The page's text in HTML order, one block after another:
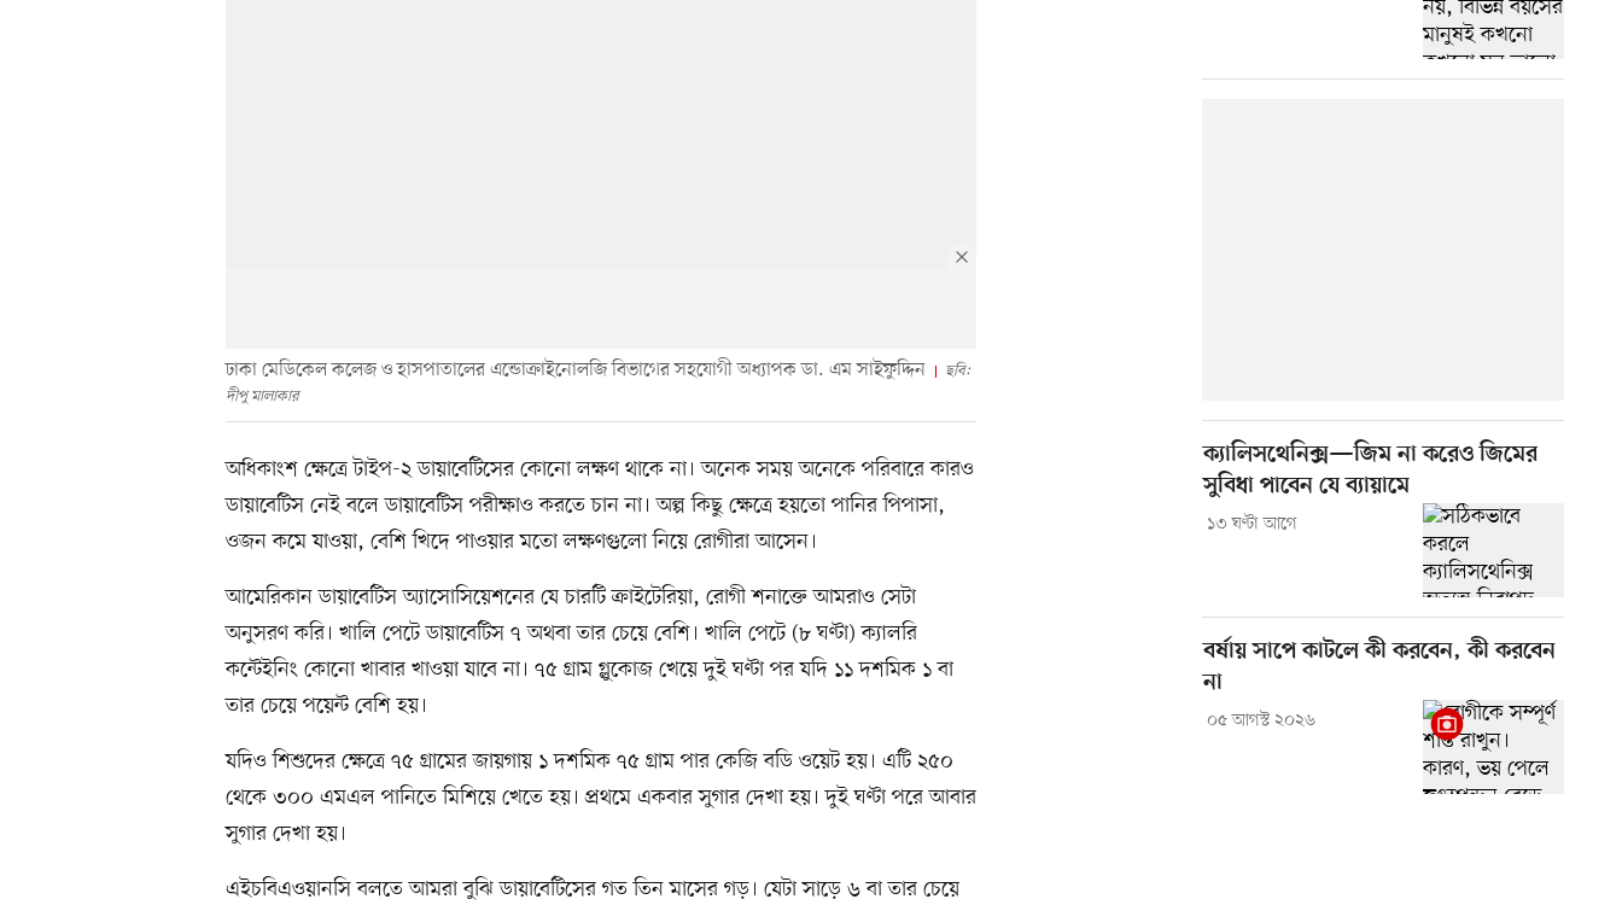
ঢাকা মেডিকেল কলেজ ও হাসপাতালের এন্ডোক্রাইনোলজি বিভাগের সহযোগী অধ্যাপক ডা. এম সাইফুদ্দিন
ছবি:
দীপু মালাকার
অধিকাংশ ক্ষেত্রে টাইপ-২ ডায়াবেটিসের কোনো লক্ষণ থাকে না। অনেক সময় অনেকে পরিবারে কারও
ডায়াবেটিস নেই বলে ডায়াবেটিস পরীক্ষাও করতে চান না। অল্প কিছু ক্ষেত্রে হয়তো পানির পিপাসা,
ওজন কমে যাওয়া, বেশি খিদে পাওয়ার মতো লক্ষণগুলো নিয়ে রোগীরা আসেন।
আমেরিকান ডায়াবেটিস অ্যাসোসিয়েশনের যে চারটি ক্রাইটেরিয়া, রোগী শনাক্তে আমরাও সেটা
অনুসরণ করি। খালি পেটে ডায়াবেটিস ৭ অথবা তার চেয়ে বেশি। খালি পেটে (৮ ঘণ্টা) ক্যালরি
কন্টেইনিং কোনো খাবার খাওয়া যাবে না। ৭৫ গ্রাম গ্লুকোজ খেয়ে দুই ঘণ্টা পর যদি ১১ দশমিক ১ বা
তার চেয়ে পয়েন্ট বেশি হয়।
যদিও শিশুদের ক্ষেত্রে ৭৫ গ্রামের জায়গায় ১ দশমিক ৭৫ গ্রাম পার কেজি বডি ওয়েট হয়। এটি ২৫০
থেকে ৩০০ এমএল পানিতে মিশিয়ে খেতে হয়। প্রথমে একবার সুগার দেখা হয়। দুই ঘণ্টা পরে আবার
সুগার দেখা হয়।
এইচবিএওয়ানসি বলতে আমরা বুঝি ডায়াবেটিসের গত তিন মাসের গড়। যেটা সাড়ে ৬ বা তার চেয়ে
ক্যালিসথেনিক্স—জিম না করেও জিমের
সুবিধা পাবেন যে ব্যায়ামে
১৩ ঘণ্টা আগে
বর্ষায় সাপে কাটলে কী করবেন, কী করবেন
না
০৫ আগস্ট ২০২৬